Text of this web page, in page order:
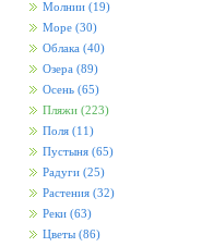
Молнии (19)
Море (30)
Облака (40)
Озера (89)
Осень (65)
Пляжи (223)
Поля (11)
Пустыня (65)
Радуги (25)
Растения (32)
Реки (63)
Цветы (86)